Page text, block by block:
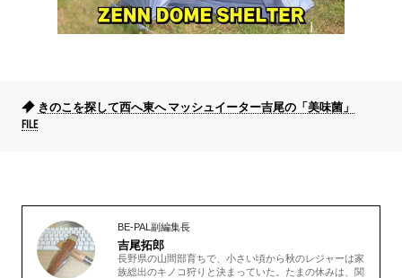
きのこを探して西へ東へ マッシュイーター吉尾の「美味菌」
FILE
BE-PAL副編集長
吉尾拓郎
長野県の山間部育ちで、小さい頃から秋のレジャーは家
族総出のキノコ狩りと決まっていた。たまの休みは、関